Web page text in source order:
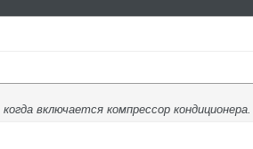
включается компрессор